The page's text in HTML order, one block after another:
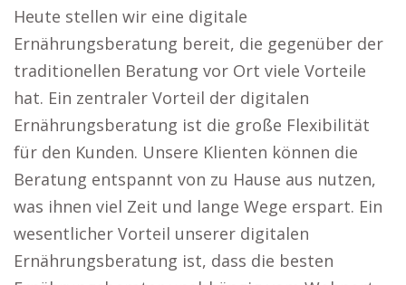
Heute stellen wir eine digitale
Ernährungsberatung bereit, die gegenüber der
traditionellen Beratung vor Ort viele Vorteile
hat. Ein zentraler Vorteil der digitalen
Ernährungsberatung ist die große Flexibilität
für den Kunden. Unsere Klienten können die
Beratung entspannt von zu Hause aus nutzen,
was ihnen viel Zeit und lange Wege erspart. Ein
wesentlicher Vorteil unserer digitalen
Ernährungsberatung ist, dass die besten